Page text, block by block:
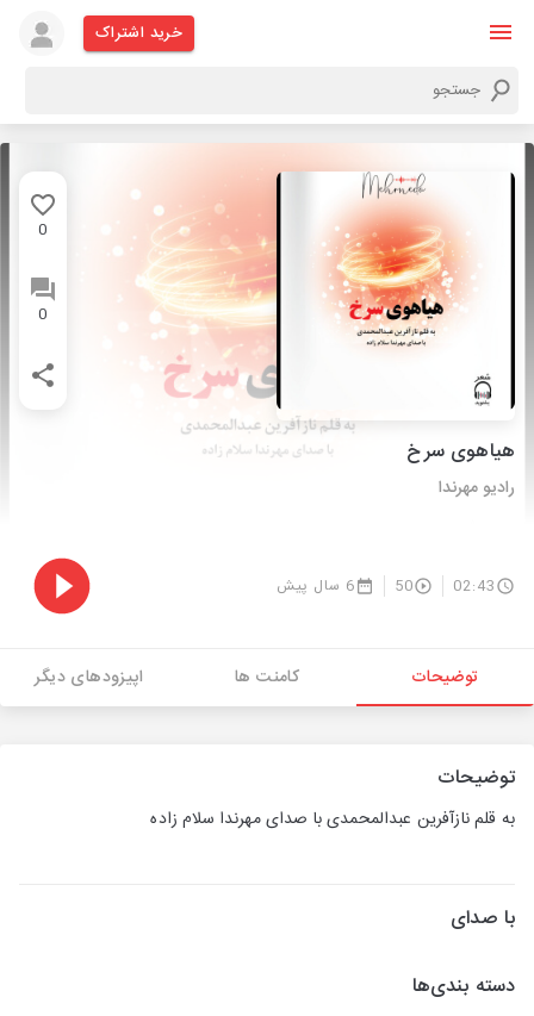
خرید اشتراک
0
0
هیاهوی سرخ
رادیو مهرندا
02:43
50 6 سال پیش
توضیحات کامنت ها اپیزودهای دیگر
توضیحات
به قلم نازآفرین عبدالمحمدی با صدای مهرندا سلام زاده
با صدای
دسته بندی‌ها